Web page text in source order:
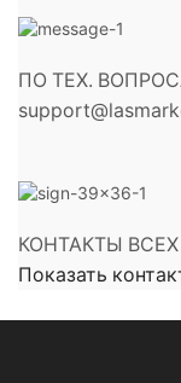
ПО ТЕХ.
КОНТАКТЫ
Показать